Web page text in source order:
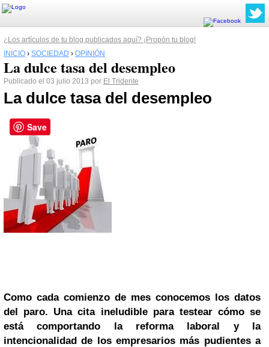
¿Los artículos de tu blog publicados aquí? ¡Propón tu blog!
INICIO › SOCIEDAD › OPINIÓN
La dulce tasa del desempleo
Publicado el 03 julio 2013 por El Tridente
La dulce tasa del desempleo
Como cada comienzo de mes conocemos los datos
del paro. Una cita ineludible para testear cómo se
está comportando la reforma laboral y la
intencionalidad de los empresarios más pudientes a
Save